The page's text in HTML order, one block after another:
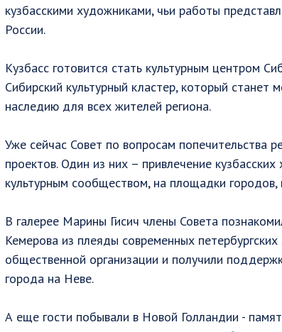
кузбасскими художниками, чьи работы
России.
Кузбасс готовится стать культурным центром
Сибирский культурный кластер, который станет
наследию для всех жителей региона.
Уже сейчас Совет по вопросам попечительства
проектов. Один из них – привлечение
культурным сообществом, на площадки городов,
В галерее Марины Гисич члены Совета
Кемерова из плеяды современных
общественной организации и получили
города на Неве.
А еще гости побывали в Новой Голландии -